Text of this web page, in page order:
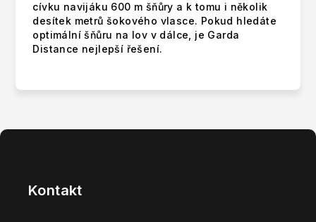
cívku navijáku 600 m šňůry a k tomu i několik
desítek metrů šokového vlasce. Pokud hledáte
optimální šňůru na lov v dálce, je Garda
Distance nejlepší řešení.
Kontakt